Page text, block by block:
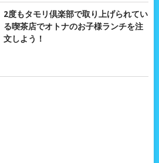
2度もタモリ倶楽部で取り上げられてい
る喫茶店でオトナのお子様ランチを注
文しよう！